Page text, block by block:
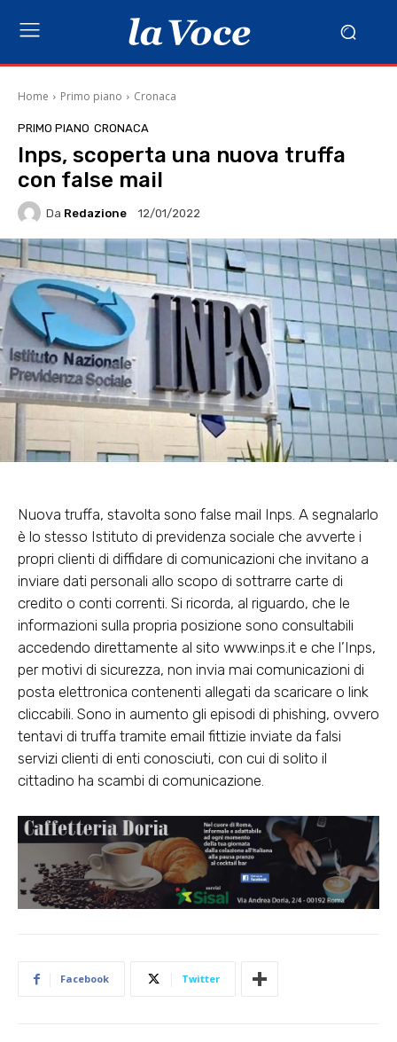
Home Primo piano Cronaca
PRIMO PIANO CRONACA
Inps, scoperta una nuova truffa
con false mail
Da Redazione 12/01/2022
Nuova truffa, stavolta sono false mail Inps. A segnalarlo
è lo stesso Istituto di previdenza sociale che avverte i
propri clienti di diffidare di comunicazioni che invitano a
inviare dati personali allo scopo di sottrarre carte di
credito o conti correnti. Si ricorda, al riguardo, che le
informazioni sulla propria posizione sono consultabili
accedendo direttamente al sito www.inps.it e che l’Inps,
per motivi di sicurezza, non invia mai comunicazioni di
posta elettronica contenenti allegati da scaricare o link
cliccabili. Sono in aumento gli episodi di phishing, ovvero
tentavi di truffa tramite email fittizie inviate da falsi
servizi clienti di enti conosciuti, con cui di solito il
cittadino ha scambi di comunicazione.
Facebook Twitter